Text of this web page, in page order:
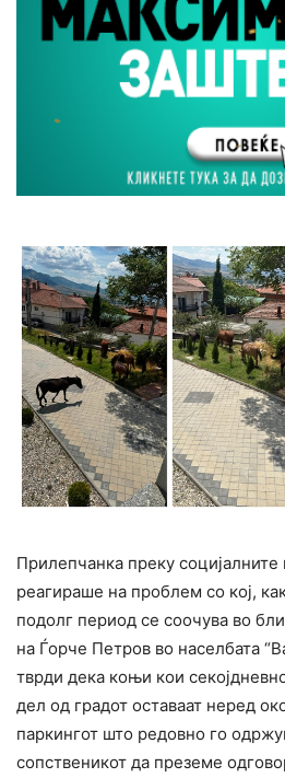
Прилепчанка преку социјалните
реагираше на проблем со кој,
подолг период се соочува во
на Ѓорче Петров во населбата
тврди дека коњи кои
дел од градот оставаат неред
паркингот што редовно го
сопственикот да преземе